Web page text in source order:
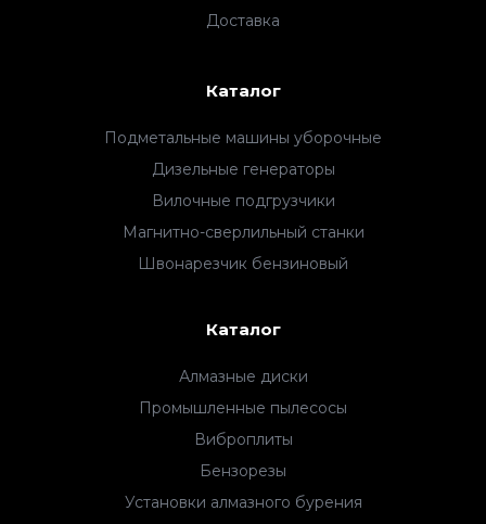
Доставка
Каталог
Подметальные машины уборочные
Дизельные генераторы
Вилочные подгрузчики
Магнитно-сверлильный станки
Швонарезчик бензиновый
Каталог
Алмазные диски
Промышленные пылесосы
Виброплиты
Бензорезы
Установки алмазного бурения